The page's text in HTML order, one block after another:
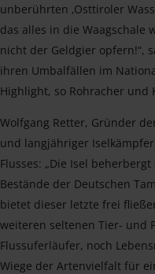
unberührten ‚Osttiroler
das alles in die Waagschale
nicht der Geldgier opfern!“,
ihren Umbalfällen im
Highlight, so Rohracher und
Wolfgang Retter, Gründer
und langjähriger
Flusses: „Die Isel
Bestände der Deutschen
bietet dieser letzte frei
weiteren seltenen Tier- und
Flussuferläufer, noch
Wiege der Artenvielfalt für